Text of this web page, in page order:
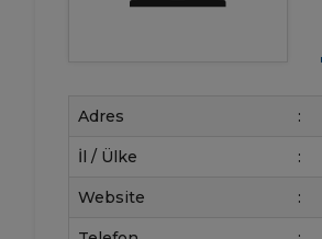
Adres :
İl / Ülke :
Website :